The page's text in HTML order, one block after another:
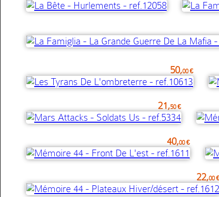
50,00 €
21,50 €
40,00 €
22,00